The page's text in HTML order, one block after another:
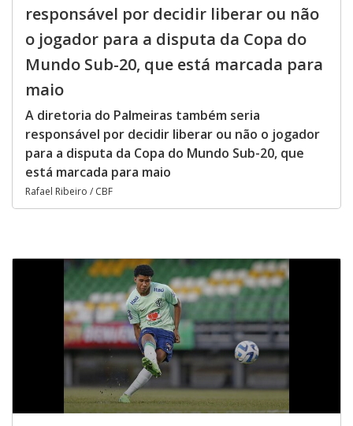
responsável por decidir liberar ou não
o jogador para a disputa da Copa do
Mundo Sub-20, que está marcada para
maio
A diretoria do Palmeiras também seria
responsável por decidir liberar ou não o jogador
para a disputa da Copa do Mundo Sub-20, que
está marcada para maio
Rafael Ribeiro / CBF